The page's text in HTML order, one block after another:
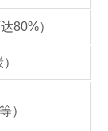
80%）
）